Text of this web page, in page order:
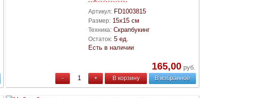
Артикул: FD1003815
Размер: 15х15 см
Техника: Скрапбукинг
Остаток: 5 ед.
Есть в наличии
165,00 руб.
- + В корзину В избранное